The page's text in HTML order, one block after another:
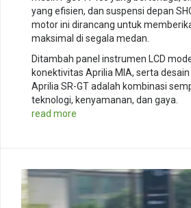
yang efisien, dan suspensi depan
motor ini dirancang untuk
maksimal di segala medan.
Ditambah panel instrumen LCD
konektivitas Aprilia MIA, serta
Aprilia SR-GT adalah kombinasi
teknologi, kenyamanan, dan gaya.
read more